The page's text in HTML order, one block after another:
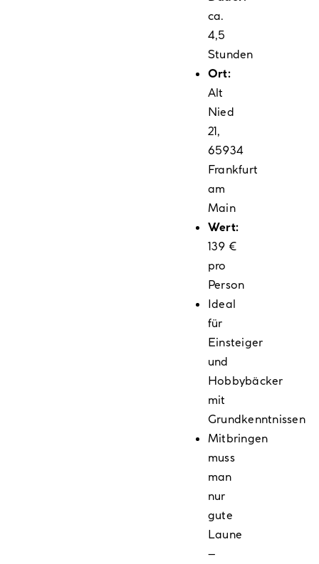
ca.
4,5
Stunden
Ort:
Alt
Nied
21,
65934
Frankfurt
am
Main
Wert:
139 €
pro
Person
Ideal
für
Einsteiger
und
Hobbybäcker
mit
Grundkenntnissen
Mitbringen
muss
man
nur
gute
Laune
–